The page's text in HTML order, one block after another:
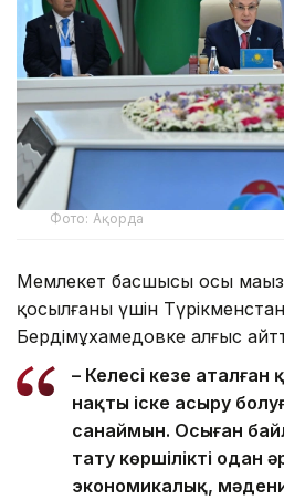
Фото: Ақорда
Мемлекет басшысы осы
қосылғаны үшін
Бердімұхамедовке алғыс
– Келесі кезең
нақты іске асыру
санаймын. Осыған
тату көршілікті одан
экономикалық,